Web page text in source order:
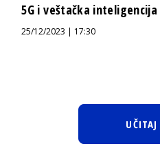
5G i veštačka
25/12/2023 | 17:30
UČITAJ